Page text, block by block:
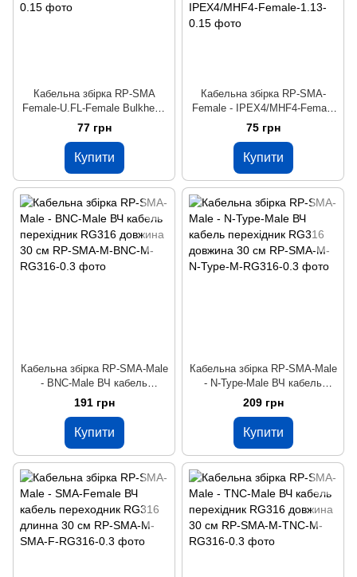
Кабельна збірка RP-SMA
Female-U.FL-Female Bulkhead
ВЧ кабель перехідник 1,13 мм
15 см
77 грн
Купити
Кабельна збірка RP-SMA-
Female - IPEX4/MHF4-Female
ВЧ кабель перехідник 1,13 мм
15 см
75 грн
Купити
Кабельна збірка RP-SMA-Male
- BNC-Male ВЧ кабель
перехідник RG316 довжина 30
191 грн
Купити
Кабельна збірка RP-SMA-Male
- N-Type-Male ВЧ кабель
перехідник RG316 довжина 30
209 грн
Купити